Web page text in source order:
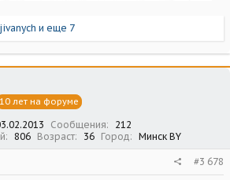
и еще 7
10 лет на форуме
Сообщения
212
806 Возраст 36 Город Минск BY
#3 678